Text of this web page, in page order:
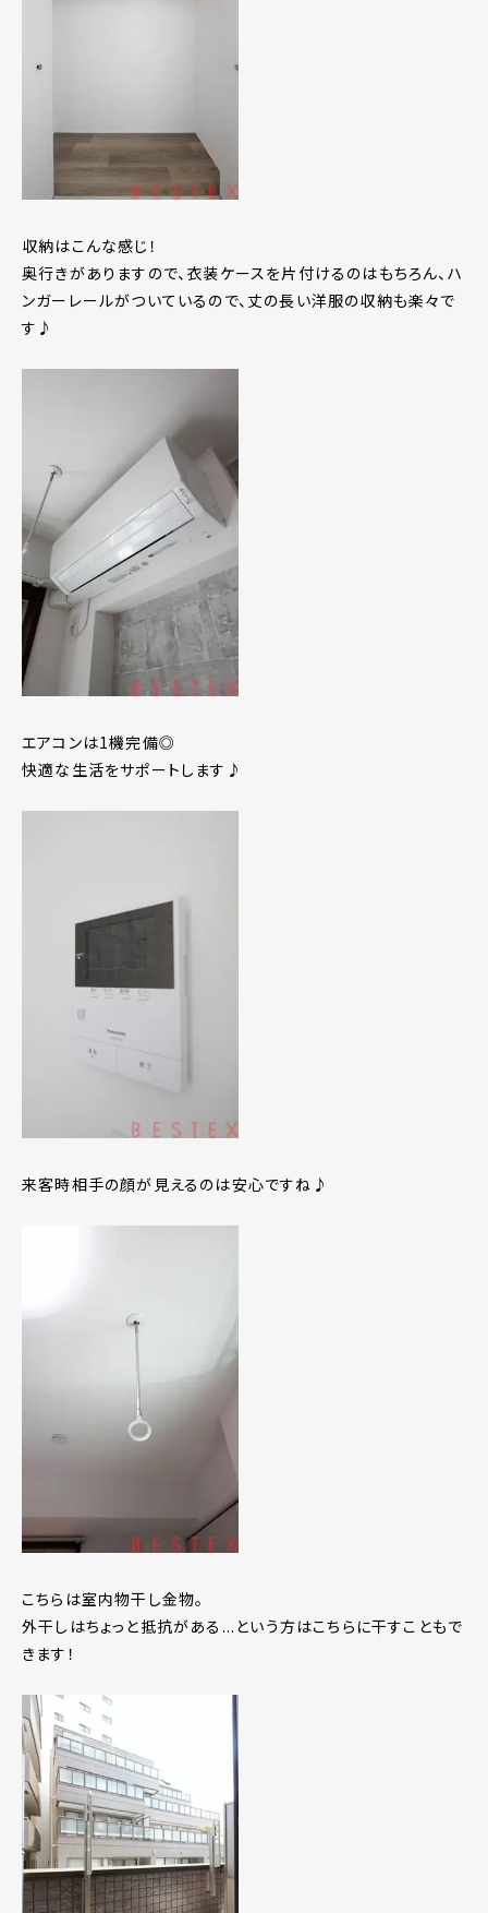
収納はこんな感じ！
奥行きがありますので、衣装ケースを片付けるのはもちろん、ハ
ンガーレールがついているので、丈の長い洋服の収納も楽々で
す♪
エアコンは1機完備◎
快適な生活をサポートします♪
来客時相手の顔が見えるのは安心ですね♪
こちらは室内物干し金物。
外干しはちょっと抵抗がある...という方はこちらに干すこともで
きます！